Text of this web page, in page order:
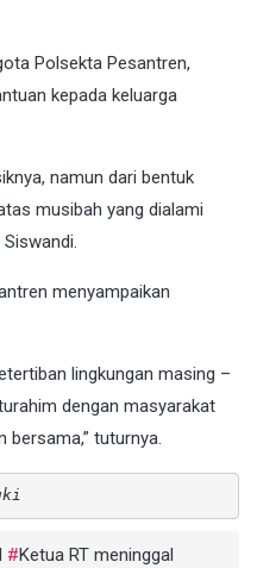
Polsekta Pesantren,
kepada keluarga
namun dari bentuk
musibah yang dialami
menyampaikan
lingkungan masing –
dengan masyarakat
bersama,” tuturnya.
Ketua RT meninggal